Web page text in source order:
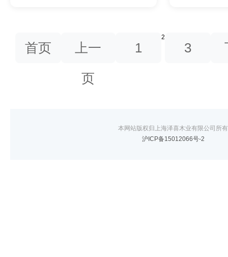
首页
上一
页
1
2
3
本网站版权归上海泽喜木业有限公司所有
沪ICP备15012066号-2